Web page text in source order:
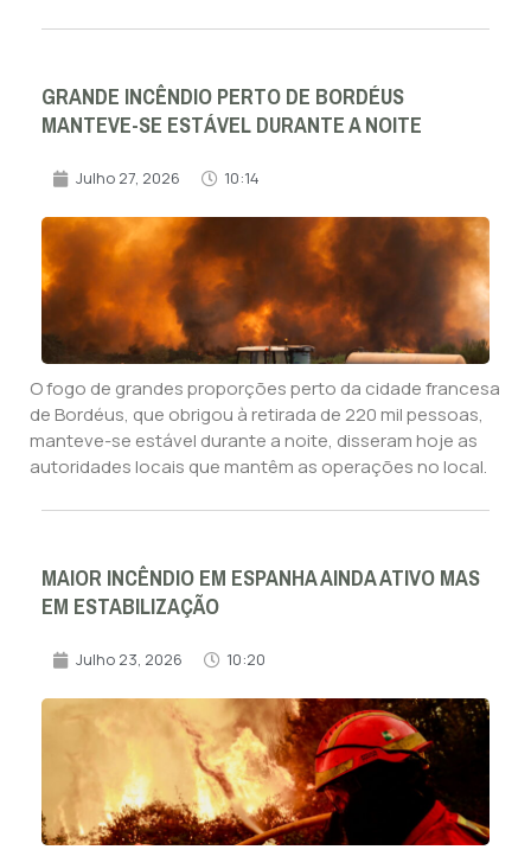
GRANDE INCÊNDIO PERTO DE BORDÉUS
MANTEVE-SE ESTÁVEL DURANTE A NOITE
Julho 27, 2026 10:14
O fogo de grandes proporções perto da cidade francesa
de Bordéus, que obrigou à retirada de 220 mil pessoas,
manteve-se estável durante a noite, disseram hoje as
autoridades locais que mantêm as operações no local.
MAIOR INCÊNDIO EM ESPANHA AINDA ATIVO MAS
EM ESTABILIZAÇÃO
Julho 23, 2026 10:20